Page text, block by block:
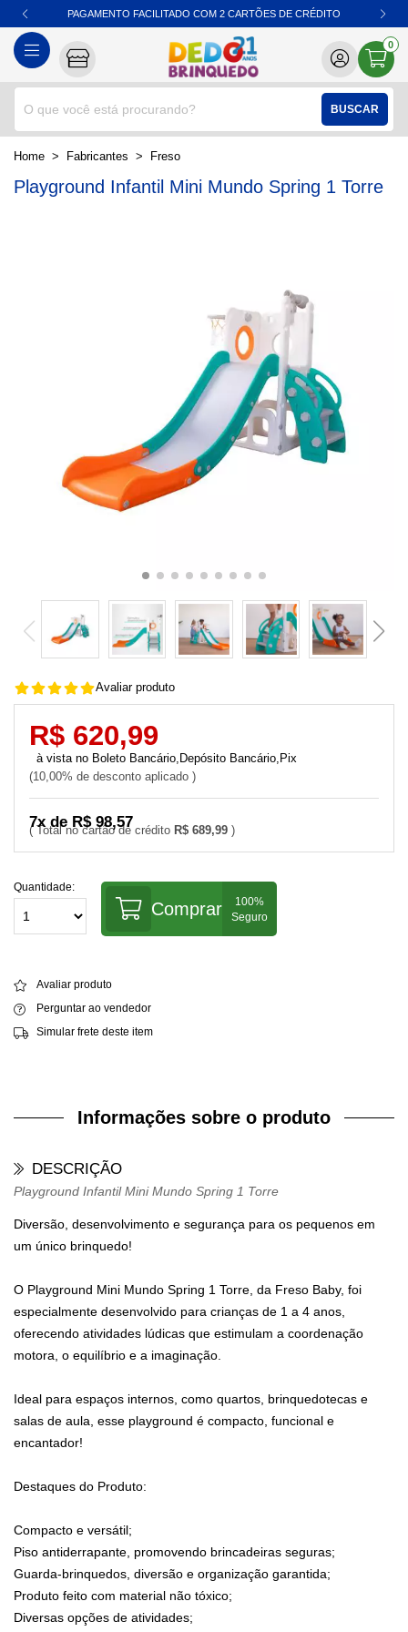
BUSCAR
0
PAGAMENTO FACILITADO COM 2 CARTÕES DE CRÉDITO
home Fabricantes freso
Playground Infantil Mini Mundo Spring 1 Torre
Avaliar produto
R$ 689,99
7x de R$ 98,57
R$ 620,99
10,00% de desconto aplicado
Boleto Bancário,Depósito Bancário,Pix
Quantidade:
Comprar
Avaliar produto
Perguntar ao vendedor
Simular frete deste item
Informações sobre o produto
DESCRIÇÃO
Playground Infantil Mini Mundo Spring 1 Torre
Diversão, desenvolvimento e segurança para os pequenos em
um único brinquedo!
O Playground Mini Mundo Spring 1 Torre, da Freso Baby, foi
especialmente desenvolvido para crianças de 1 a 4 anos,
oferecendo atividades lúdicas que estimulam a coordenação
motora, o equilíbrio e a imaginação.
Ideal para espaços internos, como quartos, brinquedotecas e
salas de aula, esse playground é compacto, funcional e
encantador!
Destaques do Produto:
Compacto e versátil;
Piso antiderrapante, promovendo brincadeiras seguras;
Guarda-brinquedos, diversão e organização garantida;
Produto feito com material não tóxico;
Diversas opções de atividades;